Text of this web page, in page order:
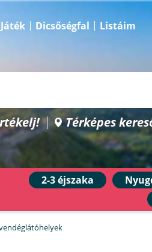
Játék Dicsőségfal Listáim
Térképes
2-3 éjszaka